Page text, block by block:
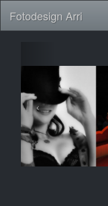
Fotodesign Arri